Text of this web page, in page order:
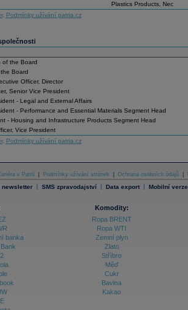
Plastics Products, Nec
, Podmínky užívání patria.cz
of the Board
Board
Officer, Director
Senior Vice President
- Legal and External Affairs
- Performance and Essential Materials Segment Head
- Housing and Infrastructure Products Segment Head
Vice President
, Podmínky užívání patria.cz
v Patrii Podmínky užívání stránek Ochrana osobních údajů
newsletter | SMS zpravodajství | Data export | Mobilní verze
banka
Komodity:
Ropa BRENT
Ropa WTI
Zemní plyn
Zlato
Stříbro
Měď
Cukr
Bavlna
Kakao